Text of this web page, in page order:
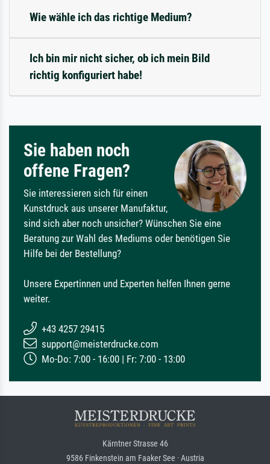
Wie wähle ich das richtige Medium?
Ich bin mir nicht sicher, ob ich mein Bild
richtig konfiguriert habe!
Sie haben noch
offene Fragen?
Sie interessieren sich für einen
Kunstdruck aus unserer Manufaktur,
sind sich aber noch unsicher? Wünschen Sie eine
Beratung zur Wahl des Mediums oder benötigen Sie
Hilfe bei der Bestellung?
Unsere Expertinnen und Experten helfen Ihnen gerne
weiter.
+43 4257 29415
support@meisterdrucke.com
Mo-Do: 7:00 - 16:00 | Fr: 7:00 - 13:00
Kärntner Strasse 46
9586 Finkenstein am Faaker See · Austria